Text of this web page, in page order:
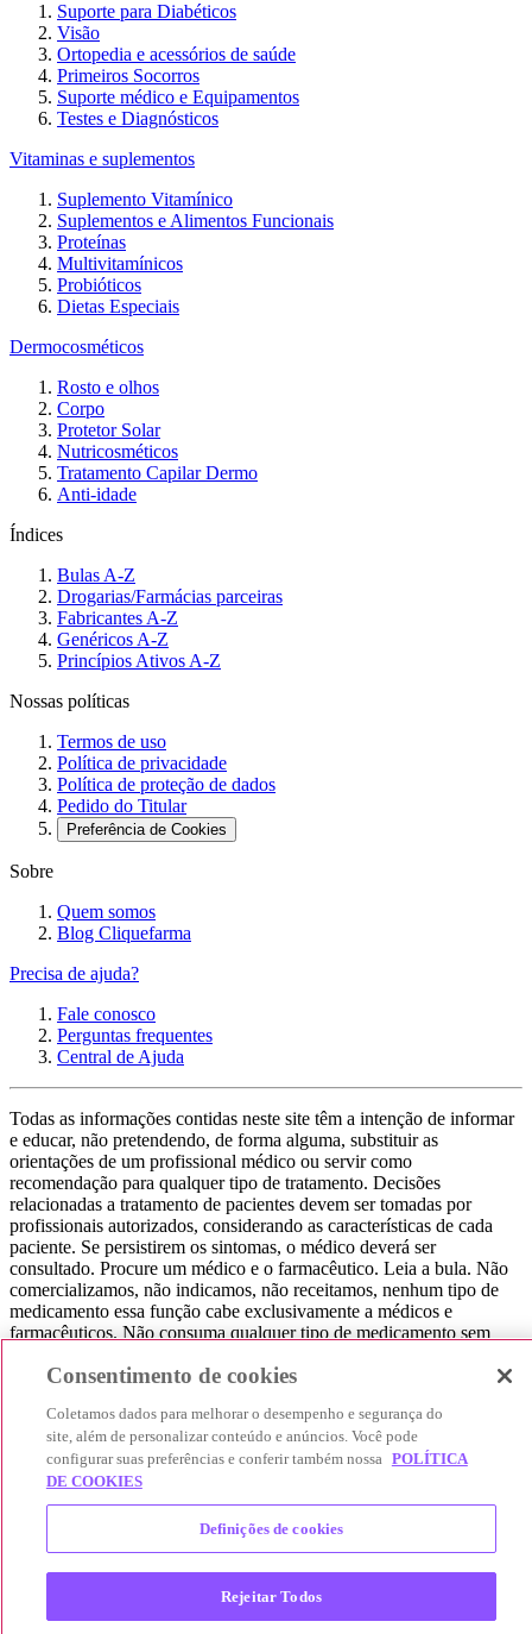
Suporte para Diabéticos
Visão
Ortopedia e acessórios de saúde
Primeiros Socorros
Suporte médico e Equipamentos
Testes e Diagnósticos
Vitaminas e suplementos
Suplemento Vitamínico
Suplementos e Alimentos Funcionais
Proteínas
Multivitamínicos
Probióticos
Dietas Especiais
Dermocosméticos
Rosto e olhos
Corpo
Protetor Solar
Nutricosméticos
Tratamento Capilar Dermo
Anti-idade
Índices
Bulas A-Z
Drogarias/Farmácias parceiras
Fabricantes A-Z
Genéricos A-Z
Princípios Ativos A-Z
Nossas políticas
Termos de uso
Política de privacidade
Política de proteção de dados
Pedido do Titular
Preferência de Cookies
Sobre
Quem somos
Blog Cliquefarma
Precisa de ajuda?
Fale conosco
Perguntas frequentes
Central de Ajuda
Todas as informações contidas neste site têm a intenção de informar
e educar, não pretendendo, de forma alguma, substituir as
orientações de um profissional médico ou servir como
recomendação para qualquer tipo de tratamento. Decisões
relacionadas a tratamento de pacientes devem ser tomadas por
profissionais autorizados, considerando as características de cada
paciente. Se persistirem os sintomas, o médico deverá ser
consultado. Procure um médico e o farmacêutico. Leia a bula. Não
comercializamos, não indicamos, não receitamos, nenhum tipo de
medicamento essa função cabe exclusivamente a médicos e
farmacêuticos. Não consuma qualquer tipo de medicamento sem
não realizamos a venda de medicamentos, apenas contribuímos para
produtos farmacêuticos. Contribuímos e damos auxílio para que sua
experiência seja bem-sucedida, mas a finalização da compra
acontece nos sites das nossas lojas parceiras.
© 2025 Afya Participações S.A. - todos os direitos reservados.
Alameda Lorena, 269 - Jardim Paulista - São Paulo / SP - CEP.:
Consentimento de cookies
Coletamos dados para melhorar o desempenho e segurança do
site, além de personalizar conteúdo e anúncios. Você pode
configurar suas preferências e conferir também nossa POLÍTICA
DE COOKIES
Definições de cookies
Rejeitar Todos